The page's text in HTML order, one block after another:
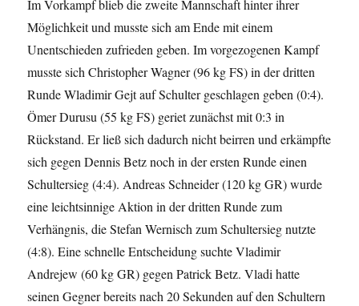
Im Vorkampf blieb die zweite Mannschaft hinter ihrer
Möglichkeit und musste sich am Ende mit einem
Unentschieden zufrieden geben. Im vorgezogenen Kampf
musste sich Christopher Wagner (96 kg FS) in der dritten
Runde Wladimir Gejt auf Schulter geschlagen geben (0:4).
Ömer Durusu (55 kg FS) geriet zunächst mit 0:3 in
Rückstand. Er ließ sich dadurch nicht beirren und erkämpfte
sich gegen Dennis Betz noch in der ersten Runde einen
Schultersieg (4:4). Andreas Schneider (120 kg GR) wurde
eine leichtsinnige Aktion in der dritten Runde zum
Verhängnis, die Stefan Wernisch zum Schultersieg nutzte
(4:8). Eine schnelle Entscheidung suchte Vladimir
Andrejew (60 kg GR) gegen Patrick Betz. Vladi hatte
seinen Gegner bereits nach 20 Sekunden auf den Schultern